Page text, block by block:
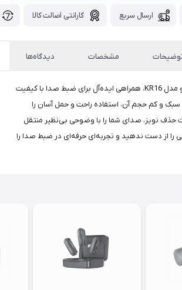
ارسال سریع گارانتی اصالت کالا
مشخصات دیدگاه‌ها
میکروفن یقه‌ای یسیدو مدل KR16، همراهی ایده‌آل برای ضبط صدا با کیفیت
و کم حجم آن، استفاده راحت و حمل آسان را
حذف نویز، صدای شما را با وضوحی بی‌نظیر منتقل
را از دست ندهید و تجربه‌ای حرفه‌ای در ضبط صدا را